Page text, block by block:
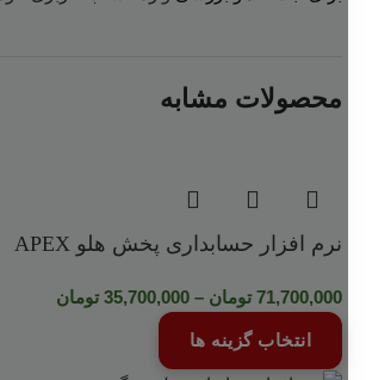
محصولات مشابه
نرم افزار حسابداری پخش هلو APEX
71,700,000 تومان –
35,700,000 تومان
انتخاب گزینه ها